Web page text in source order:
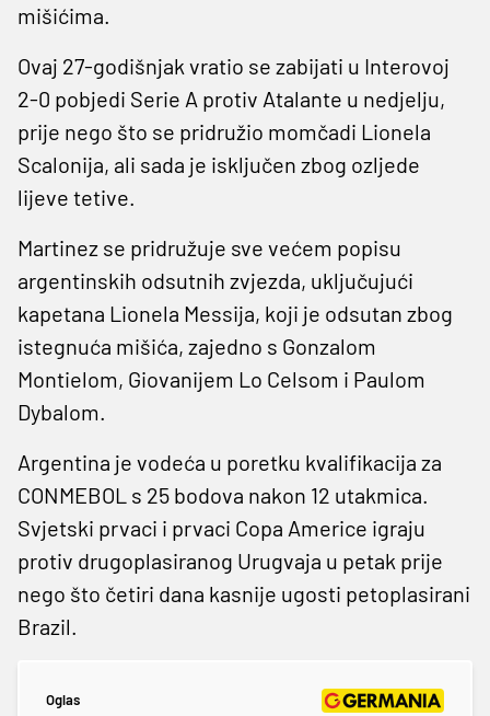
mišićima.
Ovaj 27-godišnjak vratio se zabijati u Interovoj
2-0 pobjedi Serie A protiv Atalante u nedjelju,
prije nego što se pridružio momčadi Lionela
Scalonija, ali sada je isključen zbog ozljede
lijeve tetive.
Martinez se pridružuje sve većem popisu
argentinskih odsutnih zvjezda, uključujući
kapetana Lionela Messija, koji je odsutan zbog
istegnuća mišića, zajedno s Gonzalom
Montielom, Giovanijem Lo Celsom i Paulom
Dybalom.
Argentina je vodeća u poretku kvalifikacija za
CONMEBOL s 25 bodova nakon 12 utakmica.
Svjetski prvaci i prvaci Copa Americe igraju
protiv drugoplasiranog Urugvaja u petak prije
nego što četiri dana kasnije ugosti petoplasirani
Brazil.
Oglas